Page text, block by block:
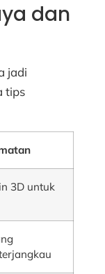
dan
jadi
tips
3D untuk